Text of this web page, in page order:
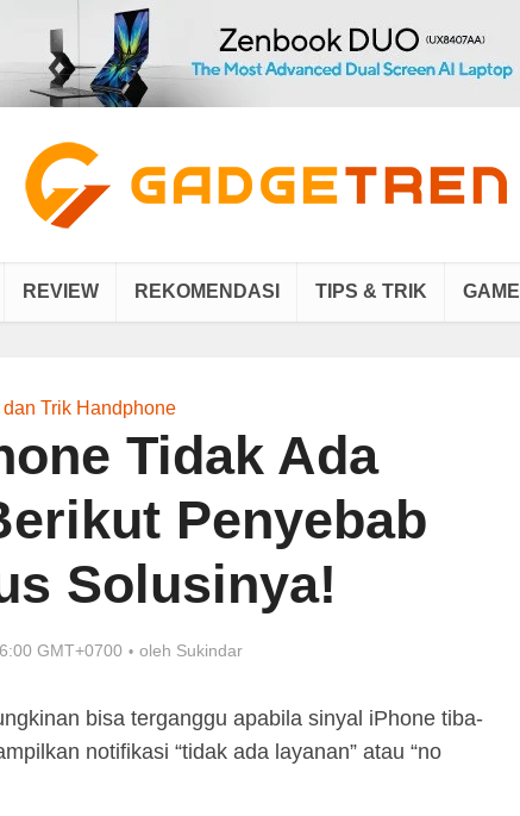
REVIEW REKOMENDASI TIPS & TRIK GAME
dan Trik Handphone
Tidak Ada
Penyebab
Solusinya!
GMT+0700 oleh Sukindar
bisa terganggu apabila sinyal iPhone tiba-
notifikasi “tidak ada layanan” atau “no